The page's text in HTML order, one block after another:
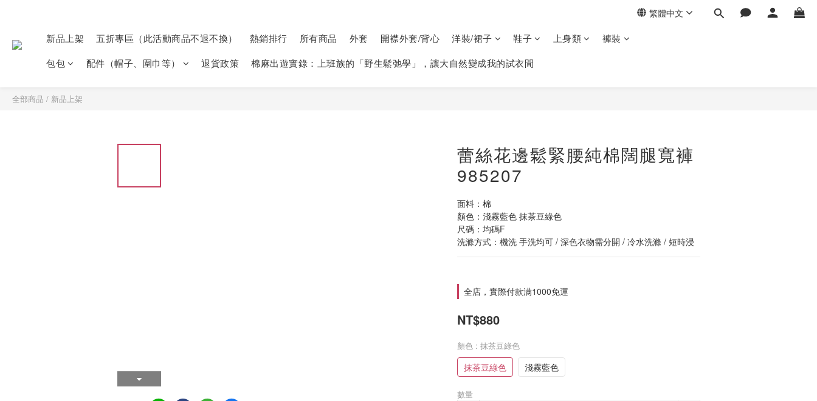
繁體中文
新品上架 五折專區（此活動商品不退不換） 熱銷排行 所有商品 外套 開襟外套/背心 洋裝/裙子 鞋子 上身類
褲裝
包包
配件（帽子、圍巾等） 退貨政策 棉麻出遊實錄：上班族的「野生鬆弛學」，讓大自然變成我的試衣間
全部商品 / 新品上架
蕾絲花邊鬆緊腰純棉闊腿寬褲
985207
面料：棉
顏色：淺霧藍色 抹茶豆綠色
尺碼：均碼F
洗滌方式：機洗 手洗均可 / 深色衣物需分開 / 冷水洗滌 / 短時浸
全店，實際付款满1000免運
NT$880
顏色 : 抹茶豆綠色
抹茶豆綠色 淺霧藍色
數量